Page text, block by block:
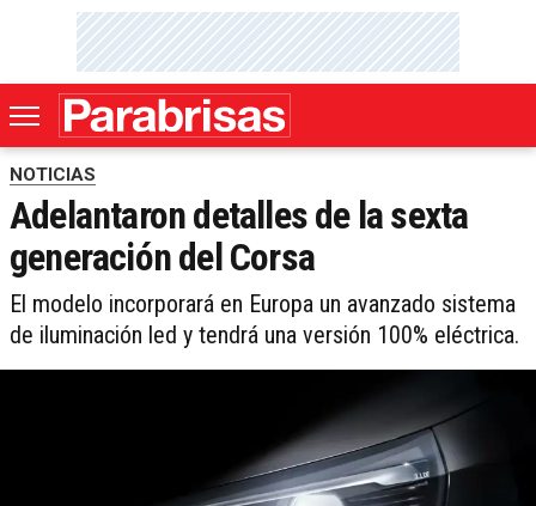
NOTICIAS
Adelantaron detalles de la sexta
generación del Corsa
El modelo incorporará en Europa un avanzado sistema
de iluminación led y tendrá una versión 100% eléctrica.